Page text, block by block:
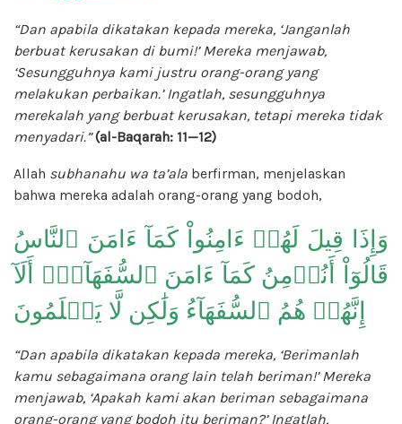
“Dan apabila dikatakan kepada mereka, ‘Janganlah
berbuat kerusakan di bumi!’ Mereka menjawab,
‘Sesungguhnya kami justru orang-orang yang
melakukan perbaikan.’ Ingatlah, sesungguhnya
merekalah yang berbuat kerusakan, tetapi mereka tidak
menyadari.” (al-Baqarah: 11—12)
Allah subhanahu wa ta’ala berfirman, menjelaskan
bahwa mereka adalah orang-orang yang bodoh,
وَإِذَا قِيلَ لَهُمۡ ءَامِنُواْ كَمَآ ءَامَنَ ٱلنَّاسُ
قَالُوٓاْ أَنُؤۡمِنُ كَمَآ ءَامَنَ ٱلسُّفَهَآءُۗ أَلَآ
إِنَّهُمۡ هُمُ ٱلسُّفَهَآءُ وَلَٰكِن لَّا يَعۡلَمُونَ
“Dan apabila dikatakan kepada mereka, ‘Berimanlah
kamu sebagaimana orang lain telah beriman!’ Mereka
menjawab, ‘Apakah kami akan beriman sebagaimana
orang-orang yang bodoh itu beriman?’ Ingatlah,